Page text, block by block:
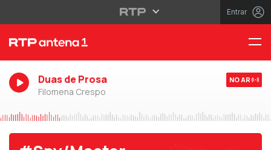
Entrar
Duas de Prosa
Filomena Crespo
NO AR